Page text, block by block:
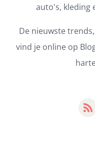
auto's, kleding
De nieuwste
vind je online op